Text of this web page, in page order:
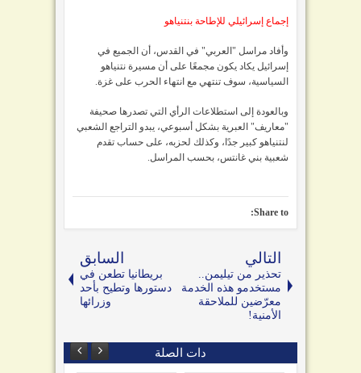
إجماع إسرائيلي للإطاحة بنتنياهو
وأفاد مراسل "العربي" في القدس، أن الجميع في
إسرائيل يكاد يكون مجمعًا على أن مسيرة نتنياهو
السياسية، سوف تنتهي مع انتهاء الحرب على غزة.
وبالعودة إلى استطلاعات الرأي التي تصدرها صحيفة
"معاريف" العبرية بشكل أسبوعي، يبدو التراجع الشعبي
لنتنياهو كبير جدًا، وكذلك لحزبه، على حساب تقدم
شعبية بني غانتس، بحسب المراسل.
Share to:
التالي
تحذير من تيليمن..
مستخدمو هذه الخدمة
معرّضين للملاحقة
الأمنية!
السابق
بريطانيا تطعن في
دستورها وتطيح بأحد
وزرائها
دات الصلة